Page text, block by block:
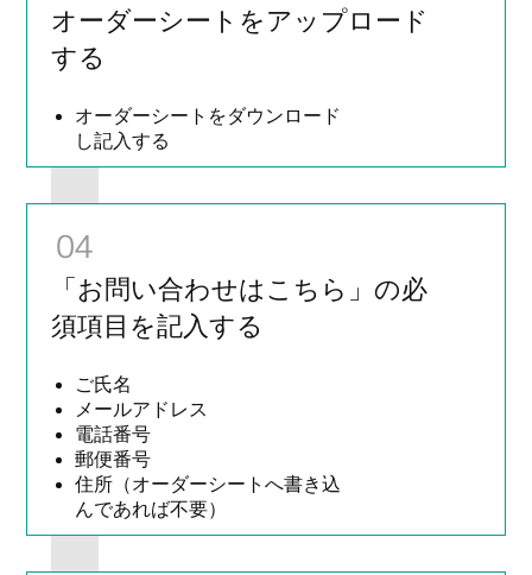
オーダーシートをアップロード
する
オーダーシートをダウンロード
し記入する
04
「お問い合わせはこちら」の必
須項目を記入する
ご氏名
メールアドレス
電話番号
郵便番号
住所（オーダーシートへ書き込
んであれば不要）